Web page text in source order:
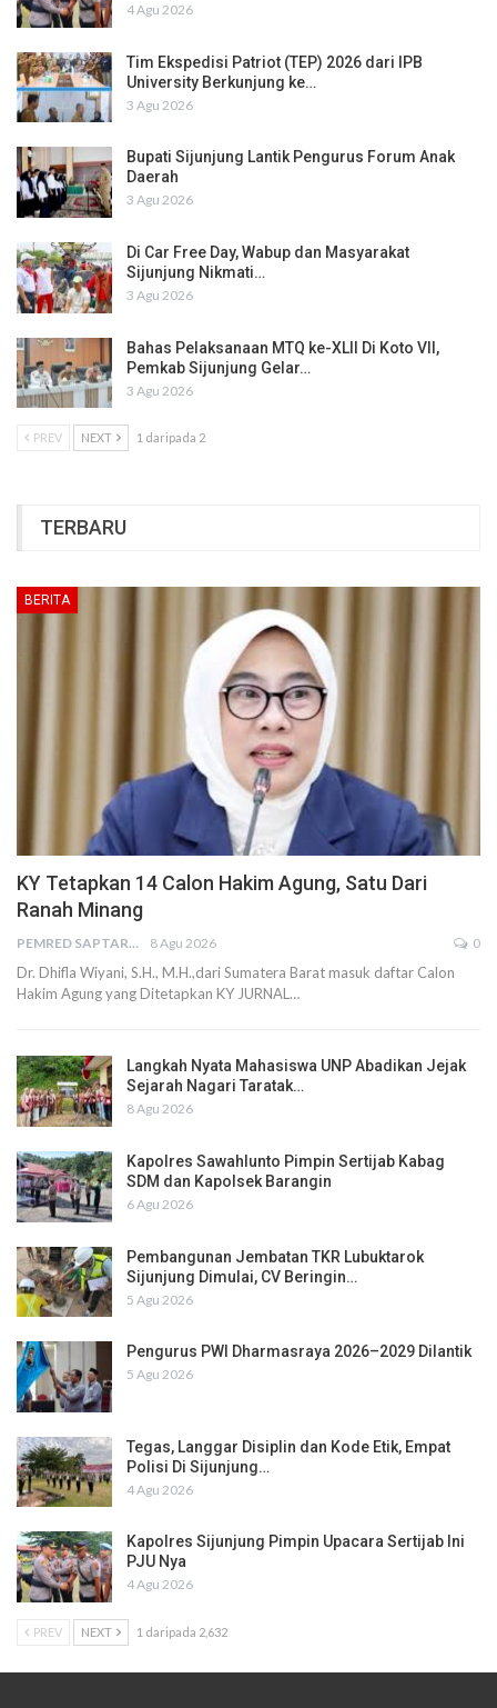
4 Agu 2026
Tim Ekspedisi Patriot (TEP) 2026 dari IPB
University Berkunjung ke…
3 Agu 2026
Bupati Sijunjung Lantik Pengurus Forum Anak
Daerah
3 Agu 2026
Di Car Free Day, Wabup dan Masyarakat
Sijunjung Nikmati…
3 Agu 2026
Bahas Pelaksanaan MTQ ke-XLII Di Koto VII,
Pemkab Sijunjung Gelar…
3 Agu 2026
PREV NEXT 1 daripada 2
TERBARU
BERITA
KY Tetapkan 14 Calon Hakim Agung, Satu Dari
Ranah Minang
PEMRED SAPTARIUS 8 Agu 2026 0
Dr. Dhifla Wiyani, S.H., M.H.,dari Sumatera Barat masuk daftar Calon
Hakim Agung yang Ditetapkan KY JURNAL…
Langkah Nyata Mahasiswa UNP Abadikan Jejak
Sejarah Nagari Taratak…
8 Agu 2026
Kapolres Sawahlunto Pimpin Sertijab Kabag
SDM dan Kapolsek Barangin
6 Agu 2026
Pembangunan Jembatan TKR Lubuktarok
Sijunjung Dimulai, CV Beringin…
5 Agu 2026
Pengurus PWI Dharmasraya 2026–2029 Dilantik
5 Agu 2026
Tegas, Langgar Disiplin dan Kode Etik, Empat
Polisi Di Sijunjung…
4 Agu 2026
Kapolres Sijunjung Pimpin Upacara Sertijab Ini
PJU Nya
4 Agu 2026
PREV NEXT 1 daripada 2,632